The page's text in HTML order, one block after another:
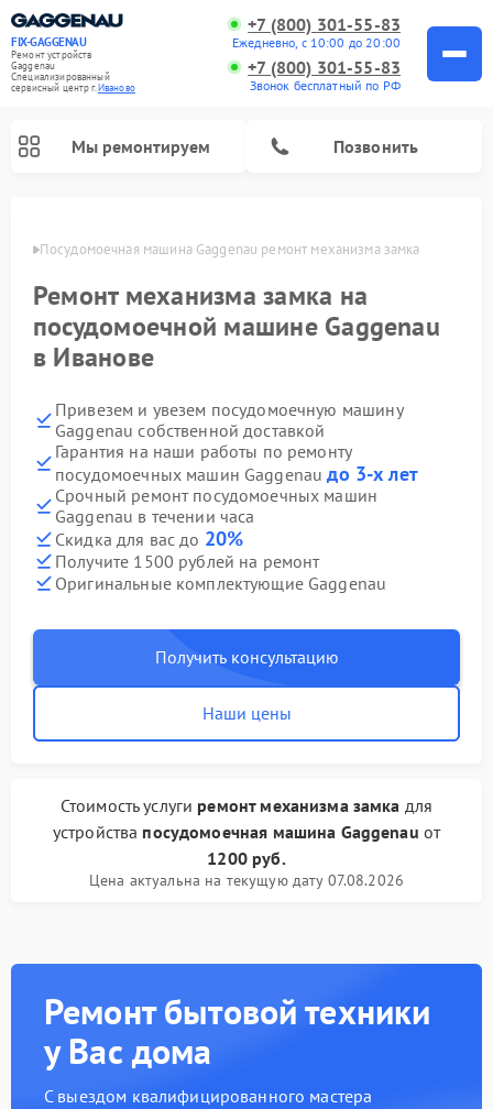
FIX-GAGGENAU
Ремонт устройств
Gaggenau
Специализированный
cервисный центр г.Иваново
+7 (800) 301-55-83
Ежедневно, с 10:00 до 20:00
+7 (800) 301-55-83
Звонок бесплатный по РФ
Мы ремонтируем Позвонить
Посудомоечная машина Gaggenau ремонт механизма замка
Ремонт механизма замка на
посудомоечной машине Gaggenau
в Иванове
Привезем и увезем посудомоечную машину
Gaggenau собственной доставкой
Гарантия на наши работы по ремонту
посудомоечных машин Gaggenauдо 3-х лет
Срочный ремонт посудомоечных машин
Gaggenau в течении часа
Скидка для вас до 20%
Получите 1500 рублей на ремонт
Оригинальные комплектующие Gaggenau
Получить консультацию
Наши цены
Стоимость услуги ремонт механизма замка для
устройства посудомоечная машина Gaggenau от
1200 руб.
Цена актуальна на текущую дату 07.08.2026
Ремонт бытовой техники
у Вас дома
С выездом квалифицированного мастера